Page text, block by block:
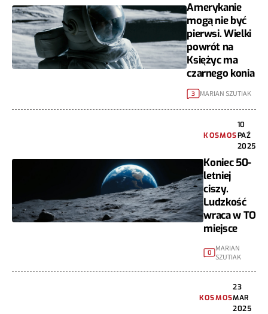
Amerykanie
mogą nie być
pierwsi. Wielki
powrót na
Księżyc ma
czarnego konia
3 MARIAN SZUTIAK
KOSMOS
10
PAŹ
2025
Koniec 50-
letniej
ciszy.
Ludzkość
wraca w TO
miejsce
0
MARIAN
SZUTIAK
KOSMOS
23
MAR
2025